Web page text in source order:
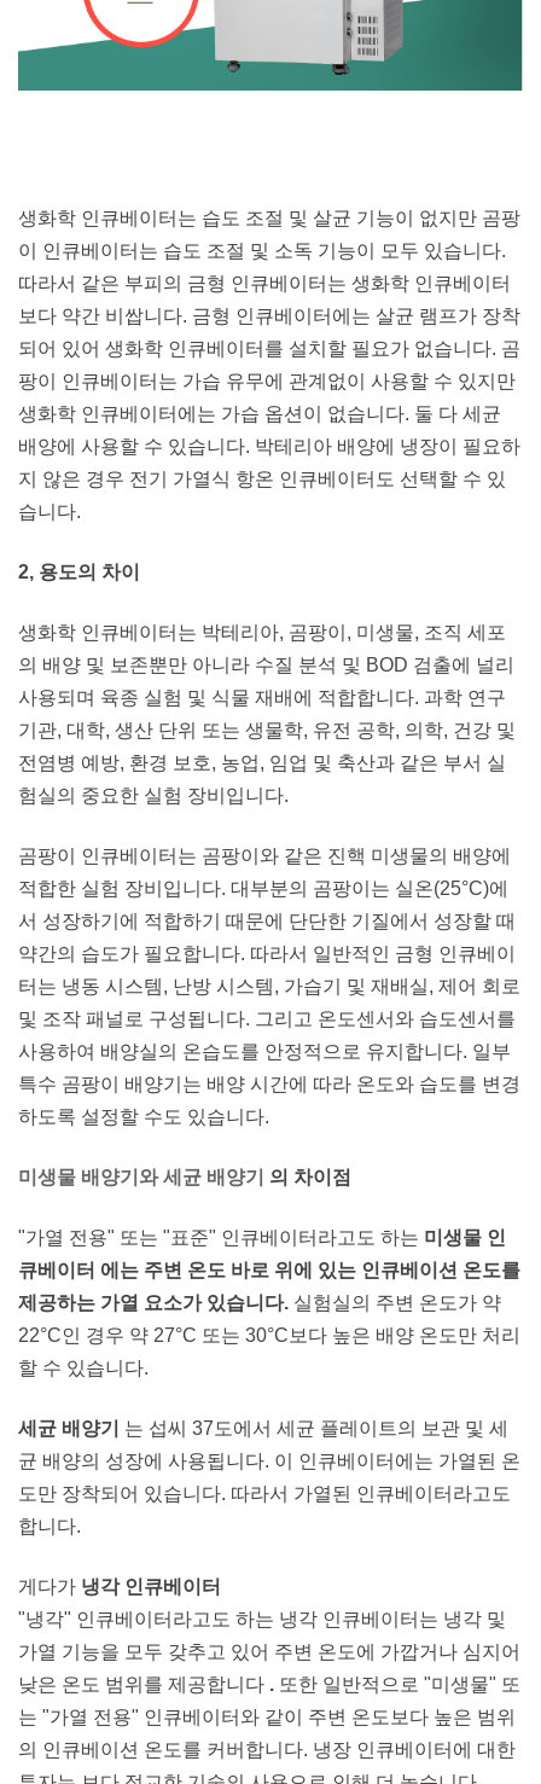
생화학 인큐베이터는 습도 조절 및 살균 기능이 없지만 곰팡
이 인큐베이터는 습도 조절 및 소독 기능이 모두 있습니다.
따라서 같은 부피의 금형 인큐베이터는 생화학 인큐베이터
보다 약간 비쌉니다. 금형 인큐베이터에는 살균 램프가 장착
되어 있어 생화학 인큐베이터를 설치할 필요가 없습니다. 곰
팡이 인큐베이터는 가습 유무에 관계없이 사용할 수 있지만
생화학 인큐베이터에는 가습 옵션이 없습니다. 둘 다 세균
배양에 사용할 수 있습니다. 박테리아 배양에 냉장이 필요하
지 않은 경우 전기 가열식 항온 인큐베이터도 선택할 수 있
습니다.
2, 용도의 차이
생화학 인큐베이터는 박테리아, 곰팡이, 미생물, 조직 세포
의 배양 및 보존뿐만 아니라 수질 분석 및 BOD 검출에 널리
사용되며 육종 실험 및 식물 재배에 적합합니다. 과학 연구
기관, 대학, 생산 단위 또는 생물학, 유전 공학, 의학, 건강 및
전염병 예방, 환경 보호, 농업, 임업 및 축산과 같은 부서 실
험실의 중요한 실험 장비입니다.
곰팡이 인큐베이터는 곰팡이와 같은 진핵 미생물의 배양에
적합한 실험 장비입니다. 대부분의 곰팡이는 실온(25°C)에
서 성장하기에 적합하기 때문에 단단한 기질에서 성장할 때
약간의 습도가 필요합니다. 따라서 일반적인 금형 인큐베이
터는 냉동 시스템, 난방 시스템, 가습기 및 재배실, 제어 회로
및 조작 패널로 구성됩니다. 그리고 온도센서와 습도센서를
사용하여 배양실의 온습도를 안정적으로 유지합니다. 일부
특수 곰팡이 배양기는 배양 시간에 따라 온도와 습도를 변경
하도록 설정할 수도 있습니다.
미생물 배양기와 세균 배양기 의 차이점
"가열 전용" 또는 "표준" 인큐베이터라고도 하는 미생물 인
큐베이터 에는 주변 온도 바로 위에 있는 인큐베이션 온도를
제공하는 가열 요소가 있습니다. 실험실의 주변 온도가 약
22°C인 경우 약 27°C 또는 30°C보다 높은 배양 온도만 처리
할 수 있습니다.
세균 배양기 는 섭씨 37도에서 세균 플레이트의 보관 및 세
균 배양의 성장에 사용됩니다. 이 인큐베이터에는 가열된 온
도만 장착되어 있습니다. 따라서 가열된 인큐베이터라고도
합니다.
게다가 냉각 인큐베이터
"냉각" 인큐베이터라고도 하는 냉각 인큐베이터는 냉각 및
가열 기능을 모두 갖추고 있어 주변 온도에 가깝거나 심지어
낮은 온도 범위를 제공합니다 . 또한 일반적으로 "미생물" 또
는 "가열 전용" 인큐베이터와 같이 주변 온도보다 높은 범위
의 인큐베이션 온도를 커버합니다. 냉장 인큐베이터에 대한